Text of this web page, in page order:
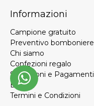
Informazioni
Campione gratuito
Preventivo bomboniere
Chi siamo
Confezioni regalo
Spedizioni e Pagamenti
Blog
Termini e Condizioni